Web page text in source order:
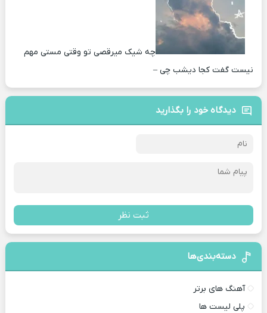
چه شیک میرقصی تو وقتی مستی مهم
نیست گفت کجا دیشب چی –
دیدگاه خود را بگذارید
ثبت نظر
دسته‌بندی‌ها
آهنگ های برتر
پلی لیست ها